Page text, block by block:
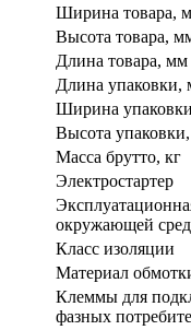
Ширина товара,
Высота товара,
Длина товара, мм
Длина упаковки,
Ширина
Высота
Масса брутто, кг
Электростартер
окружающей
Класс изоляции
Материал
Клеммы для
фазных